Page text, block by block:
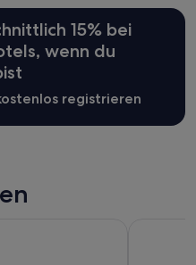
15% bei
wenn du
registrieren